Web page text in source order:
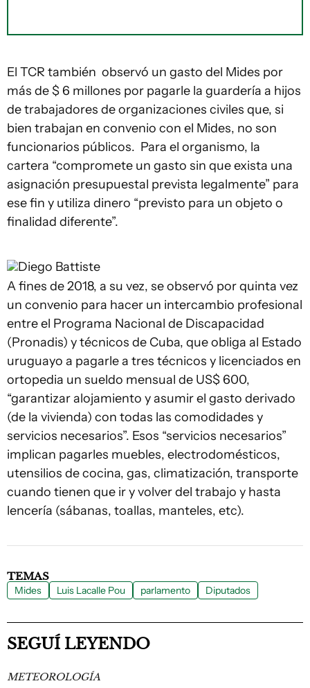
El TCR también observó un gasto del Mides por
más de $ 6 millones por pagarle la guardería a hijos
de trabajadores de organizaciones civiles que, si
bien trabajan en convenio con el Mides, no son
funcionarios públicos. Para el organismo, la
cartera “compromete un gasto sin que exista una
asignación presupuestal prevista legalmente” para
ese fin y utiliza dinero “previsto para un objeto o
finalidad diferente”.
Diego Battiste
A fines de 2018, a su vez, se observó por quinta vez
un convenio para hacer un intercambio profesional
entre el Programa Nacional de Discapacidad
(Pronadis) y técnicos de Cuba, que obliga al Estado
uruguayo a pagarle a tres técnicos y licenciados en
ortopedia un sueldo mensual de US$ 600,
“garantizar alojamiento y asumir el gasto derivado
(de la vivienda) con todas las comodidades y
servicios necesarios”. Esos “servicios necesarios”
implican pagarles muebles, electrodomésticos,
utensilios de cocina, gas, climatización, transporte
cuando tienen que ir y volver del trabajo y hasta
lencería (sábanas, toallas, manteles, etc).
TEMAS
Mides Luis Lacalle Pou parlamento Diputados
SEGUÍ LEYENDO
METEOROLOGÍA